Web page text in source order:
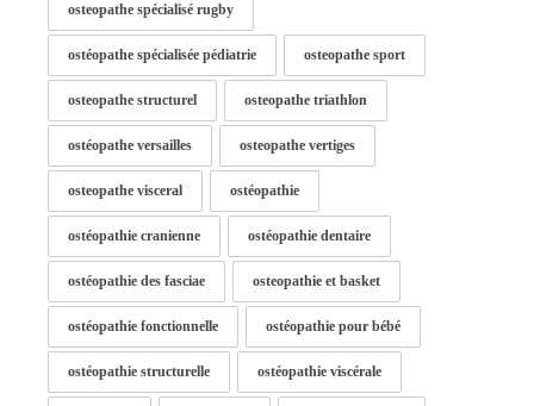
osteopathe spécialisé rugby
ostéopathe spécialisée pédiatrie osteopathe sport
osteopathe structurel osteopathe triathlon
ostéopathe versailles osteopathe vertiges
osteopathe visceral ostéopathie
ostéopathie cranienne ostéopathie dentaire
ostéopathie des fasciae osteopathie et basket
ostéopathie fonctionnelle ostéopathie pour bébé
ostéopathie structurelle ostéopathie viscérale